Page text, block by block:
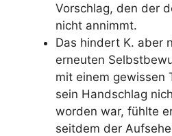
Vorschlag, den der
nicht annimmt.
Das hindert K. aber
erneuten
mit einem gewissen
sein Handschlag
worden war, fühlte
seitdem der